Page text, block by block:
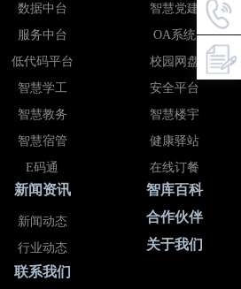
数据中台
服务中台
低代码平台
智慧学工
智慧教务
智慧宿管
E码通
智慧党建
OA系统
校园网盘
安全平台
智慧楼宇
健康驿站
在线订餐
新闻资讯
新闻动态
行业动态
智库百科
合作伙伴
关于我们
联系我们